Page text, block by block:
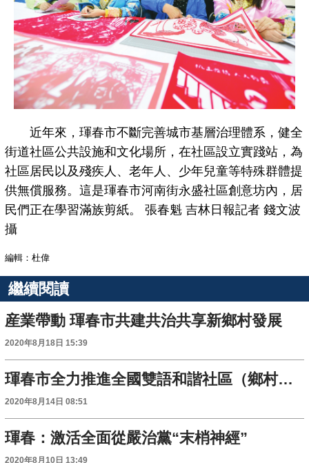
近年來，琿春市不斷完善城市基層治理體系，健全
街道社區公共設施和文化場所，在社區設立實踐站，為
社區居民以及殘疾人、老年人、少年兒童等特殊群體提
供無償服務。這是琿春市河南街永盛社區創意坊內，居
民們正在學習滿族剪紙。 張春魁 吉林日報記者 錢文波
攝
編輯：杜偉
繼續閱讀
産業帶動 琿春市共建共治共享新鄉村發展
2020年8月18日 15:39
琿春市全力推進全國雙語和諧社區（鄉村）示範點建設
2020年8月14日 08:51
琿春：激活全面從嚴治黨“末梢神經”
2020年8月10日 13:49